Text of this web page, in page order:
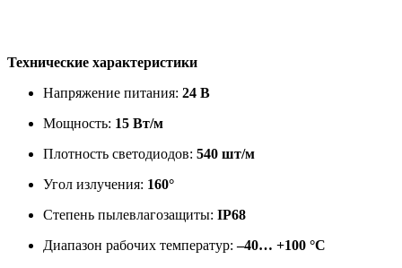
Технические характеристики
Напряжение питания: 24 В
Мощность: 15 Вт/м
Плотность светодиодов: 540 шт/м
Угол излучения: 160°
Степень пылевлагозащиты: IP68
Диапазон рабочих температур:–40… +100 °C